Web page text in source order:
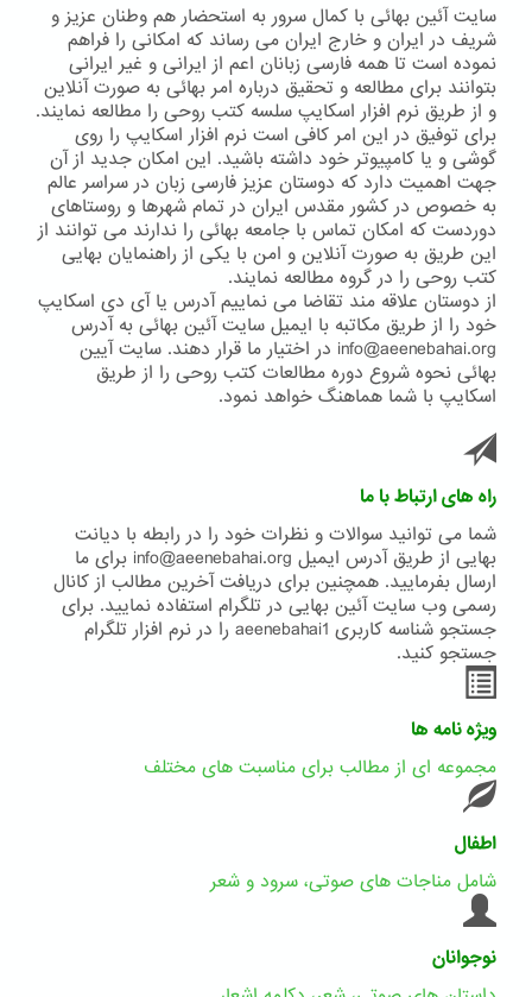
سایت آئین بهائی با کمال سرور به استحضار هم وطنان عزیز و
شریف در ایران و خارج ایران می رساند که امکانی را فراهم
نموده است تا همه فارسی زبانان اعم از ایرانی و غیر ایرانی
بتوانند برای مطالعه و تحقیق درباره امر بهائی به صورت آنلاین
و از طریق نرم افزار اسکایپ سلسه کتب روحی را مطالعه نمایند.
برای توفیق در این امر کافی است نرم افزار اسکایپ را روی
گوشی و یا کامپیوتر خود داشته باشید. این امکان جدید از آن
جهت اهمیت دارد که دوستان عزیز فارسی زبان در سراسر عالم
به خصوص در کشور مقدس ایران در تمام شهرها و روستاهای
دوردست که امکان تماس با جامعه بهائی را ندارند می توانند از
این طریق به صورت آنلاین و امن با یکی از راهنمایان بهایی
کتب روحی را در گروه مطالعه نمایند.
از دوستان علاقه مند تقاضا می نماییم آدرس یا آی دی اسکایپ
خود را از طریق مکاتبه با ایمیل سایت آئین بهائی به آدرس
info@aeenebahai.org در اختیار ما قرار دهند. سایت آیین
بهائی نحوه شروع دوره مطالعات کتب روحی را از طریق
اسکایپ با شما هماهنگ خواهد نمود.
راه های ارتباط با ما
شما می توانید سوالات و نظرات خود را در رابطه با دیانت
بهایی از طریق آدرس ایمیل info@aeenebahai.org برای ما
ارسال بفرمایید. همچنین برای دریافت آخرین مطالب از کانال
رسمی وب سایت آئین بهایی در تلگرام استفاده نمایید. برای
جستجو شناسه کاربری aeenebahai1 را در نرم افزار تلگرام
جستجو کنید.
ویژه نامه ها
مجموعه ای از مطالب برای مناسبت های مختلف
اطفال
شامل مناجات های صوتی، سرود و شعر
نوجوانان